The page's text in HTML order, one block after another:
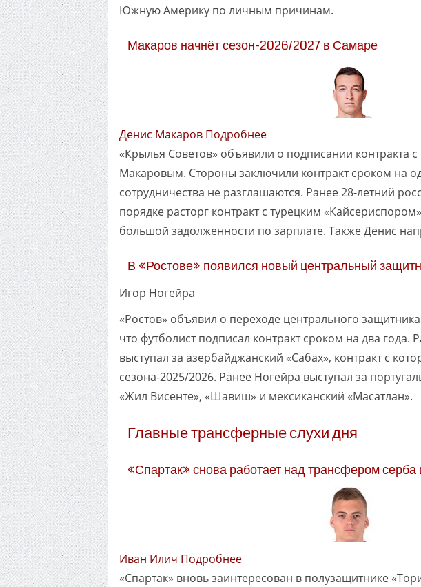
Южную Америку по личным причинам.
Макаров начнёт сезон-2026/2027 в Самаре
Денис Макаров Подробнее
«Крылья Советов» объявили о подписании контракта
Макаровым. Стороны заключили контракт сроком на
сотрудничества не разглашаются. Ранее 28-летний
порядке расторг контракт с турецким
большой задолженности по зарплате. Также Денис
В «Ростове» появился новый центральный
Игор Ногейра
«Ростов» объявил о переходе центрального
что футболист подписал контракт сроком на два года.
выступал за азербайджанский «Сабах», контракт с
сезона-2025/2026. Ранее Ногейра выступал за
«Жил Висенте», «Шавиш» и мексиканский «Масатлан».
Главные трансферные слухи дня
«Спартак» снова работает над трансфером
Иван Илич Подробнее
«Спартак» вновь заинтересован в полузащитнике